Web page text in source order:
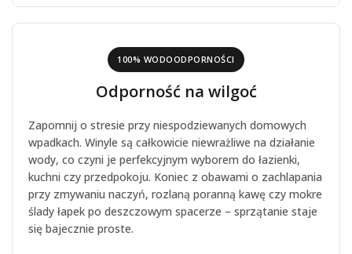
100% WODOODPORNOŚCI
Odporność na wilgoć
Zapomnij o stresie przy niespodziewanych domowych
wpadkach. Winyle są całkowicie niewrażliwe na działanie
wody, co czyni je perfekcyjnym wyborem do łazienki,
kuchni czy przedpokoju. Koniec z obawami o zachlapania
przy zmywaniu naczyń, rozlaną poranną kawę czy mokre
ślady łapek po deszczowym spacerze – sprzątanie staje
się bajecznie proste.